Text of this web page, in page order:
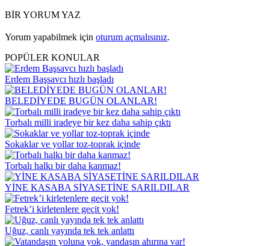
BİR YORUM YAZ
Yorum yapabilmek için oturum açmalısınız.
POPÜLER KONULAR
Erdem Başsavcı hızlı başladı
BELEDİYEDE BUGÜN OLANLAR!
Torbalı milli iradeye bir kez daha sahip çıktı
Sokaklar ve yollar toz-toprak içinde
Torbalı halkı bir daha kanmaz!
YİNE KASABA SİYASETİNE SARILDILAR
Fetrek’i kirletenlere geçit yok!
Uğuz, canlı yayında tek tek anlattı